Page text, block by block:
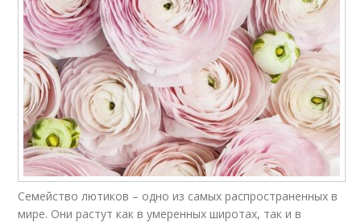
Семейство лютиков – одно из самых распространенных в
мире. Они растут как в умеренных широтах, так и в